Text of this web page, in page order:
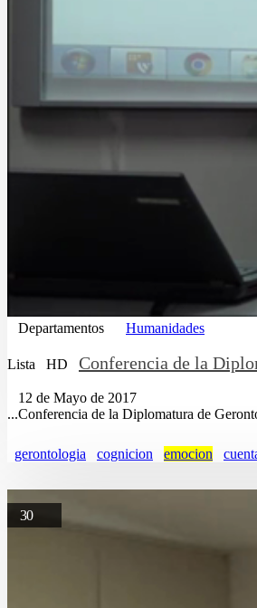
Departamentos Humanidades
Lista HD Conferencia de la
12 de Mayo de 2017
...Conferencia de la Diplomatura de
gerontologia cognicion emocion
30